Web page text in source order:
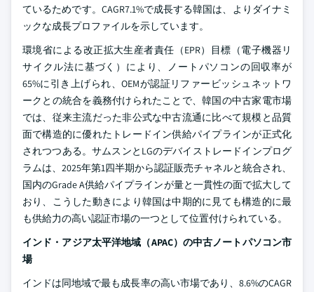
ているためです。CAGR7.1%で成長する韓国は、よりダイナミ
ックな成長プロファイルを示しています。
環境省による改正拡大生産者責任（EPR）目標（電子機器リ
サイクル法に基づく）により、ノートパソコンの回収率が
65%に引き上げられ、OEMが認証リファービッシュネットワ
ークとの統合を義務付けられたことで、韓国の中古家電市場
では、従来主流だった非公式な中古流通に比べて規模と品質
面で構造的に優れたトレードイン供給パイプラインが正式化
されつつある。サムスンとLGのデバイストレードインプログ
ラムは、2025年第1四半期から認証販売チャネルと統合され、
国内のGrade A供給パイプラインが量と一貫性の面で拡大して
おり、こうした動きにより韓国は中期的に見ても構造的に最
も供給力の高い認証市場の一つとして位置付けられている。
インド・アジア太平洋地域（APAC）の中古ノートパソコン市
場
インドは同地域で最も成長率の高い市場であり、8.6%のCAGR